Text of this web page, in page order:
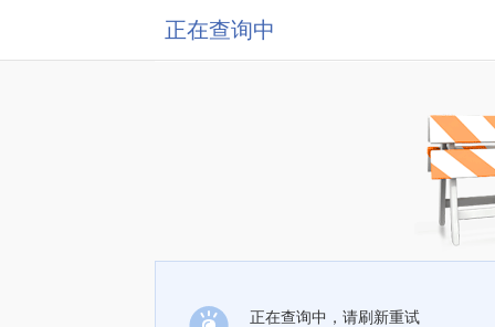
正在查询中
正在查询中，请刷新重试